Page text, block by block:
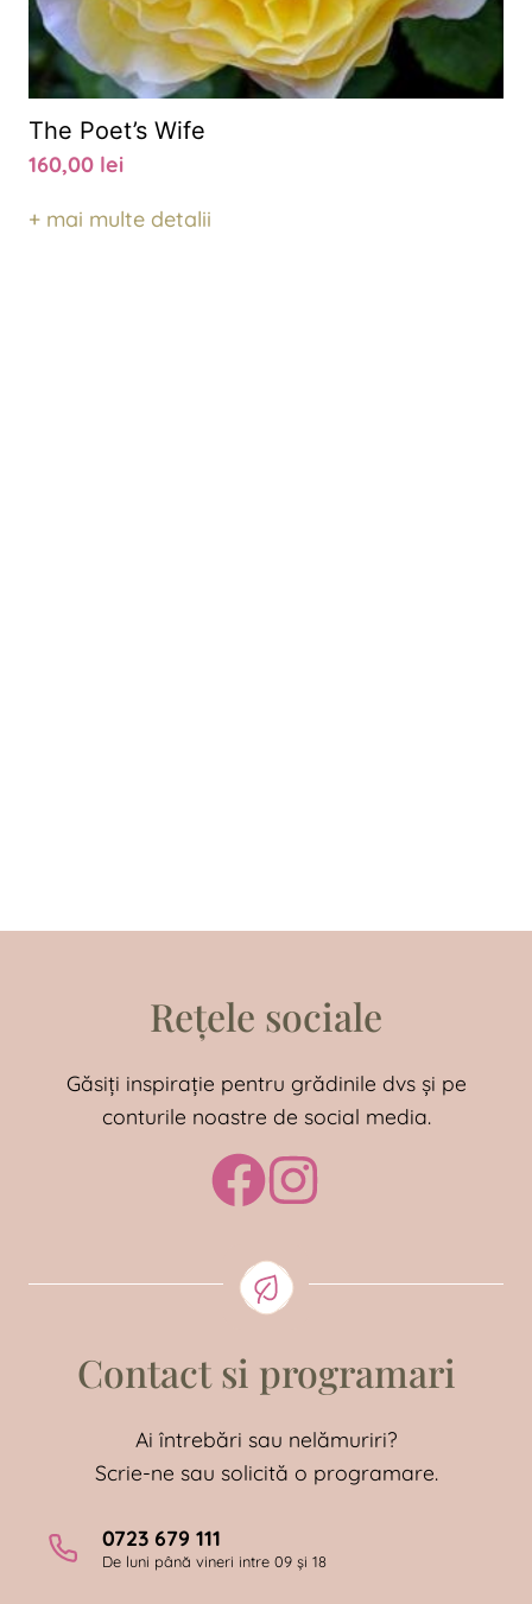
The Poet’s Wife
160,00 lei
+ mai multe detalii
Rețele sociale
Găsiți inspirație pentru grădinile dvs și pe
conturile noastre de social media.
Contact si programari
Ai întrebări sau nelămuriri?
Scrie-ne sau solicită o programare.
0723 679 111
De luni până vineri intre 09 și 18